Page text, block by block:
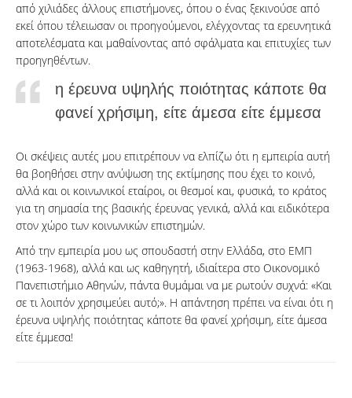
από χιλιάδες άλλους επιστήμονες, όπου ο ένας ξεκινούσε από
εκεί όπου τέλειωσαν οι προηγούμενοι, ελέγχοντας τα ερευνητικά
αποτελέσματα και μαθαίνοντας από σφάλματα και επιτυχίες των
προηγηθέντων.
η έρευνα υψηλής ποιότητας κάποτε θα
φανεί χρήσιμη, είτε άμεσα είτε έμμεσα
Οι σκέψεις αυτές μου επιτρέπουν να ελπίζω ότι η εμπειρία αυτή
θα βοηθήσει στην ανύψωση της εκτίμησης που έχει το κοινό,
αλλά και οι κοινωνικοί εταίροι, οι θεσμοί και, φυσικά, το κράτος
για τη σημασία της βασικής έρευνας γενικά, αλλά και ειδικότερα
στον χώρο των κοινωνικών επιστημών.
Από την εμπειρία μου ως σπουδαστή στην Ελλάδα, στο ΕΜΠ
(1963-1968), αλλά και ως καθηγητή, ιδιαίτερα στο Οικονομικό
Πανεπιστήμιο Αθηνών, πάντα θυμάμαι να με ρωτούν συχνά: «Και
σε τι λοιπόν χρησιμεύει αυτό;». Η απάντηση πρέπει να είναι ότι η
έρευνα υψηλής ποιότητας κάποτε θα φανεί χρήσιμη, είτε άμεσα
είτε έμμεσα!